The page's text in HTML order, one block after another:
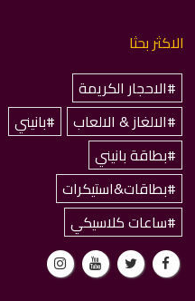
الاكثر بحثا
#الاحجار الكريمة
#الالغاز & الالعاب
#بانيني
#بطاقة بانيني
#بطاقات&استيكرات
#ساعات كلاسيكي